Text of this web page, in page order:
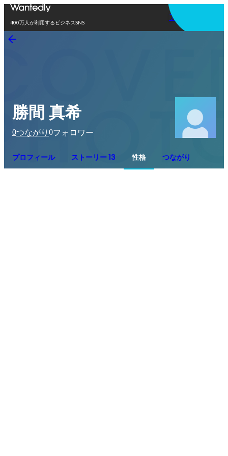
400万人が利用するビジネスSNS
アプリを使う
勝間 真希
0つながり 0フォロワー
プロフィール ストーリー 13 性格 つながり